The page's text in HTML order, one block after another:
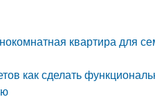
квартира для
как сделать